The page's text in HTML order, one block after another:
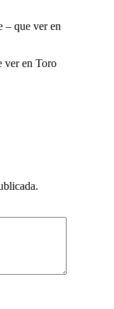
– que ver en
ver en Toro